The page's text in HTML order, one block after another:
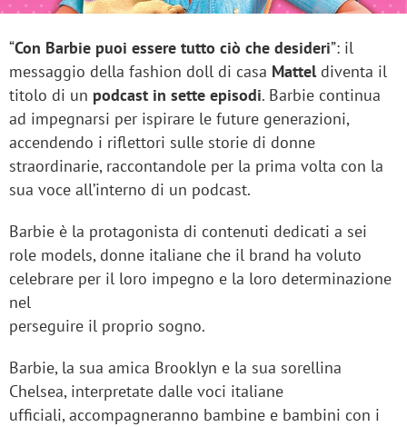
“Con Barbie puoi essere tutto ciò che desideri”: il
messaggio della fashion doll di casa Mattel diventa il
titolo di un podcast in sette episodi. Barbie continua
ad impegnarsi per ispirare le future generazioni,
accendendo i riflettori sulle storie di donne
straordinarie, raccontandole per la prima volta con la
sua voce all’interno di un podcast.
Barbie è la protagonista di contenuti dedicati a sei
role models, donne italiane che il brand ha voluto
celebrare per il loro impegno e la loro determinazione
nel
perseguire il proprio sogno.
Barbie, la sua amica Brooklyn e la sua sorellina
Chelsea, interpretate dalle voci italiane
ufficiali, accompagneranno bambine e bambini con i